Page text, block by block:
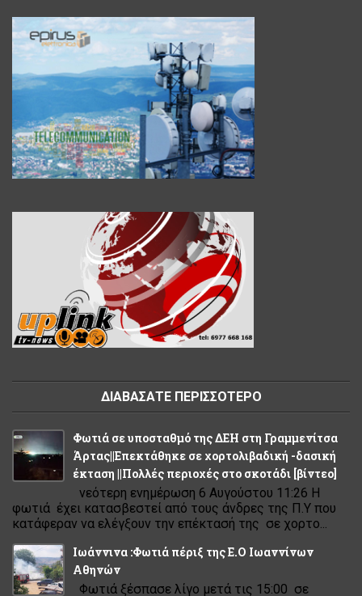
ΔΙΑΒΑΣΑΤΕ ΠΕΡΙΣΣΟΤΕΡΟ
Φωτιά σε υποσταθμό της ΔΕΗ στη Γραμμενίτσα
Άρτας||Επεκτάθηκε σε χορτολιβαδική -δασική
έκταση ||Πολλές περιοχές στο σκοτάδι [βίντεο]
νεότερη ενημέρωση 6 Αυγούστου 11:26 Η
φωτιά έχει κατασβεστεί από τους άνδρες της Π.Υ που
κατάφεραν να ελέγξουν την επέκτασή της σε χορτο...
Ιωάννινα :Φωτιά πέριξ της Ε.Ο Ιωαννίνων
Αθηνών
Φωτιά ξέσπασε λίγο μετά τις 15:00 σε